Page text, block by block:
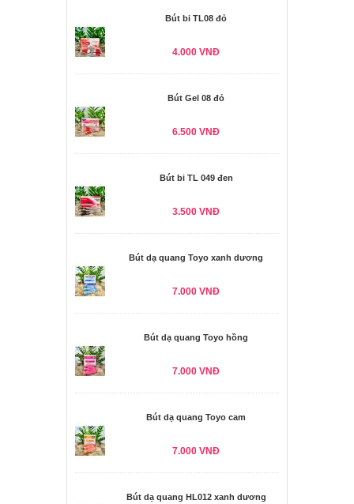
Bút bi TL08 đỏ
4.000 VNĐ
Bút Gel 08 đỏ
6.500 VNĐ
Bút bi TL 049 đen
3.500 VNĐ
Bút dạ quang Toyo xanh dương
7.000 VNĐ
Bút dạ quang Toyo hồng
7.000 VNĐ
Bút dạ quang Toyo cam
7.000 VNĐ
Bút dạ quang HL012 xanh dương